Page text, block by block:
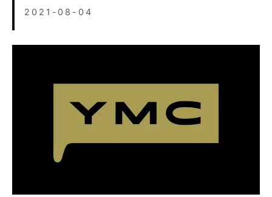
お問い合わせ
硬質クロムめっきとは？
無電解ニッケルめっきとは？
2021-08-04